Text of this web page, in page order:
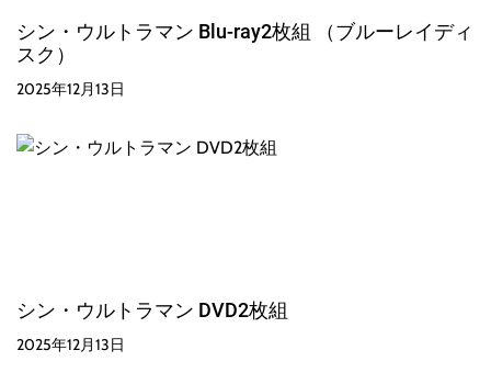
シン・ウルトラマン Blu-ray2枚組 （ブルーレイディ
スク）
2025年12月13日
シン・ウルトラマン DVD2枚組
2025年12月13日